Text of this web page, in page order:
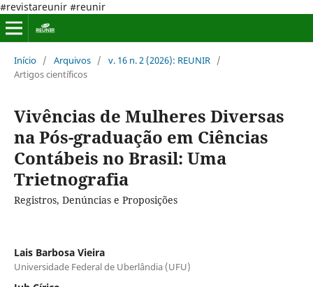
#revistareunir #reunir
Início / Arquivos / v. 16 n. 2 (2026): REUNIR /
Artigos científicos
Vivências de Mulheres Diversas
na Pós-graduação em Ciências
Contábeis no Brasil: Uma
Trietnografia
Registros, Denúncias e Proposições
Lais Barbosa Vieira
Universidade Federal de Uberlândia (UFU)